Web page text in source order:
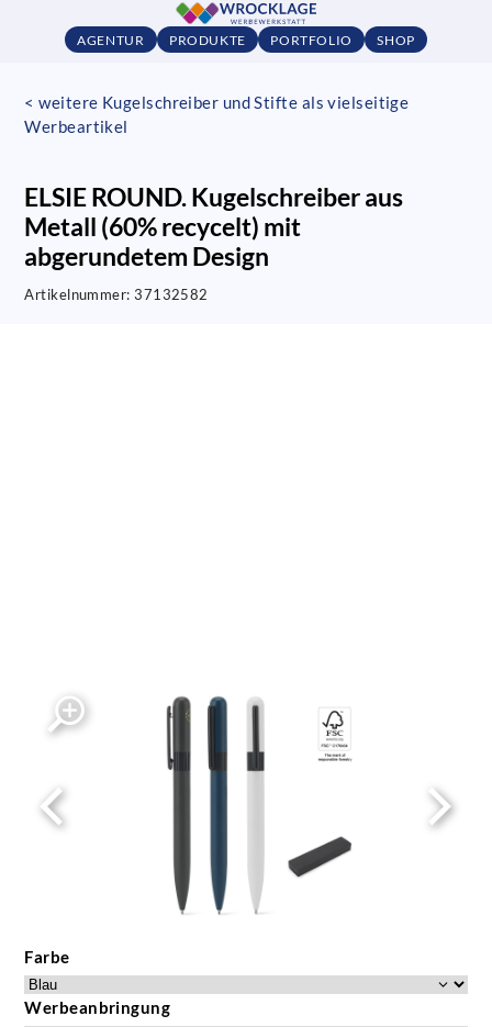
AGENTUR PRODUKTE PORTFOLIO SHOP
< weitere Kugelschreiber und Stifte als vielseitige
Werbeartikel
ELSIE ROUND. Kugelschreiber aus
Metall (60% recycelt) mit
abgerundetem Design
Artikelnummer:37132582
Farbe
Werbeanbringung